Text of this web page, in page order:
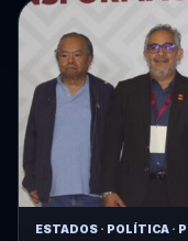
ESTADOS · POLÍTICA ·